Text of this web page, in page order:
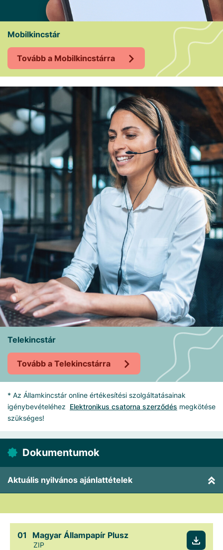
Mobilkincstár
Tovább a Mobilkincstárra
Telekincstár
Tovább a Telekincstárra
* Az Államkincstár online értékesítési szolgáltatásainak
igénybevételéhez Elektronikus csatorna szerződés megkötése
szükséges!
Dokumentumok
Aktuális nyilvános ajánlattételek
Magyar Állampapír Plusz
ZIP